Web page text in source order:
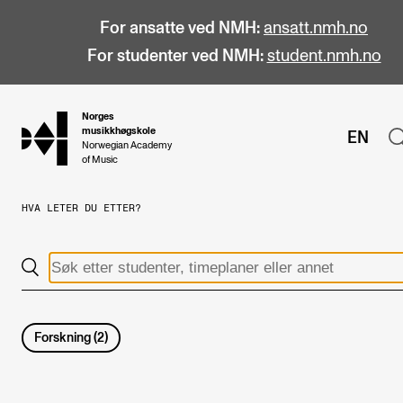
For ansatte ved NMH: ansatt.nmh.no
For studenter ved NMH: student.nmh.no
hjem
Norges
musikkhøgskole
Norwegian Academy
of Music
EN
Alle studier
Master
HVA LETER DU ETTER?
Forskning (2)